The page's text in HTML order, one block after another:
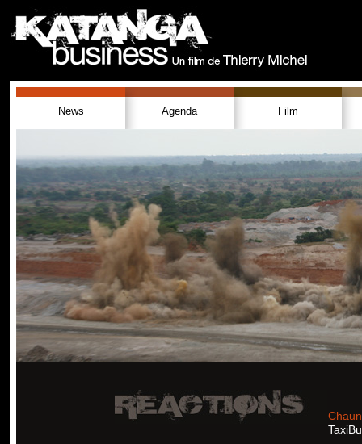
News Agenda Film